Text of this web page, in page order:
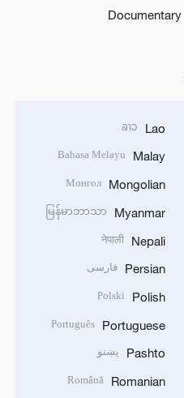
Documentary
Lao
ລາວ
Malay
Bahasa Melayu
Mongolian
Монгол
Myanmar
မြန်မာဘာသာ
Nepali
नेपाली
Persian فارسی
Polish
Polski
Portuguese
Português
Pashto پښتو
Romanian
Română